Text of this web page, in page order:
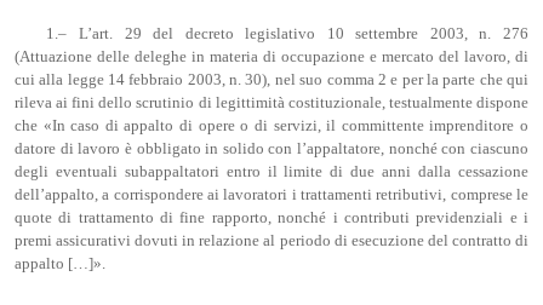
1.– L’art. 29 del decreto legislativo 10 settembre 2003, n. 276
(Attuazione delle deleghe in materia di occupazione e mercato del lavoro, di
cui alla legge 14 febbraio 2003, n. 30), nel suo comma 2 e per la parte che qui
rileva ai fini dello scrutinio di legittimità costituzionale, testualmente dispone
che «In caso di appalto di opere o di servizi, il committente imprenditore o
datore di lavoro è obbligato in solido con l’appaltatore, nonché con ciascuno
degli eventuali subappaltatori entro il limite di due anni dalla cessazione
dell’appalto, a corrispondere ai lavoratori i trattamenti retributivi, comprese le
quote di trattamento di fine rapporto, nonché i contributi previdenziali e i
premi assicurativi dovuti in relazione al periodo di esecuzione del contratto di
appalto […]».